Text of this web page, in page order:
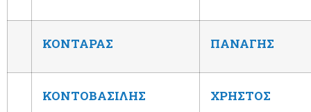
ΚΟΝΤΑΡΑΣ ΠΑΝΑΓΗΣ
ΚΟΝΤΟΒΑΣΙΛΗΣ ΧΡΗΣΤΟΣ